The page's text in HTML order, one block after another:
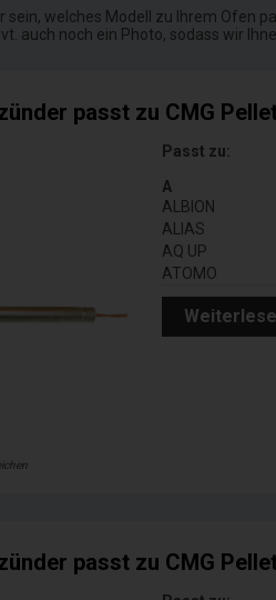
sein, welches Modell zu Ihrem Ofen
auch noch ein Photo, sodass wir
passt zu CMG
Passt zu:
A
ALBION
ALIAS
AQ UP
ATOMO
passt zu CMG